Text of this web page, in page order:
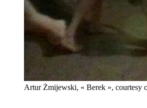
Artur Żmijewski, « Berek », courtesy